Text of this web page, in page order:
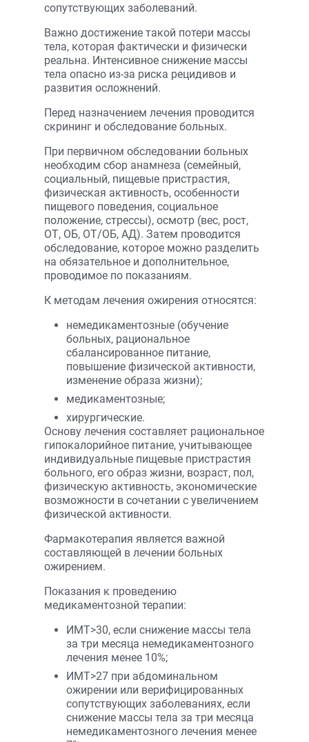
сопутствующих заболеваний.
Важно достижение такой потери массы
тела, которая фактически и физически
реальна. Интенсивное снижение массы
тела опасно из-за риска рецидивов и
развития осложнений.
Перед назначением лечения проводится
скрининг и обследование больных.
При первичном обследовании больных
необходим сбор анамнеза (семейный,
социальный, пищевые пристрастия,
физическая активность, особенности
пищевого поведения, социальное
положение, стрессы), осмотр (вес, рост,
ОТ, ОБ, ОТ/ОБ, АД). Затем проводится
обследование, которое можно разделить
на обязательное и дополнительное,
проводимое по показаниям.
К методам лечения ожирения относятся:
немедикаментозные (обучение
больных, рациональное
сбалансированное питание,
повышение физической активности,
изменение образа жизни);
медикаментозные;
хирургические.
Основу лечения составляет рациональное
гипокалорийное питание, учитывающее
индивидуальные пищевые пристрастия
больного, его образ жизни, возраст, пол,
физическую активность, экономические
возможности в сочетании с увеличением
физической активности.
Фармакотерапия является важной
составляющей в лечении больных
ожирением.
Показания к проведению
медикаментозной терапии:
ИМТ>30, если снижение массы тела
за три месяца немедикаментозного
лечения менее 10%;
ИМТ>27 при абдоминальном
ожирении или верифицированных
сопутствующих заболеваниях, если
снижение массы тела за три месяца
немедикаментозного лечения менее